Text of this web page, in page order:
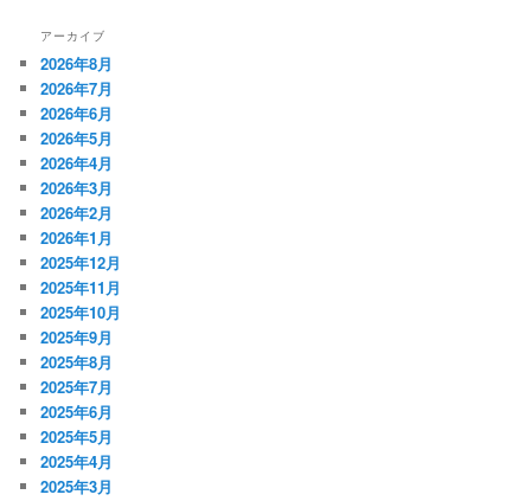
アーカイブ
2026年8月
2026年7月
2026年6月
2026年5月
2026年4月
2026年3月
2026年2月
2026年1月
2025年12月
2025年11月
2025年10月
2025年9月
2025年8月
2025年7月
2025年6月
2025年5月
2025年4月
2025年3月